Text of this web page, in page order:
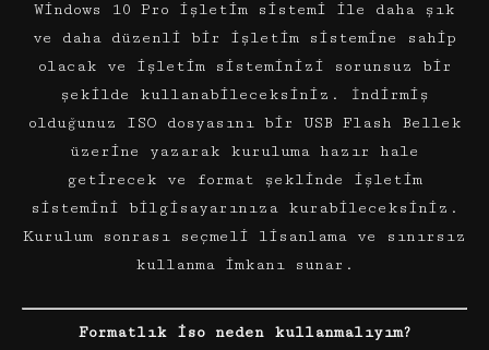
Windows 10 Pro işletim sistemi ile daha şık
ve daha düzenli bir işletim sistemine sahip
olacak ve işletim sisteminizi sorunsuz bir
şekilde kullanabileceksiniz. İndirmiş
olduğunuz ISO dosyasını bir USB Flash Bellek
üzerine yazarak kuruluma hazır hale
getirecek ve format şeklinde işletim
sistemini bilgisayarınıza kurabileceksiniz.
Kurulum sonrası seçmeli lisanlama ve sınırsız
kullanma imkanı sunar.
Formatlık iso neden kullanmalıyım?